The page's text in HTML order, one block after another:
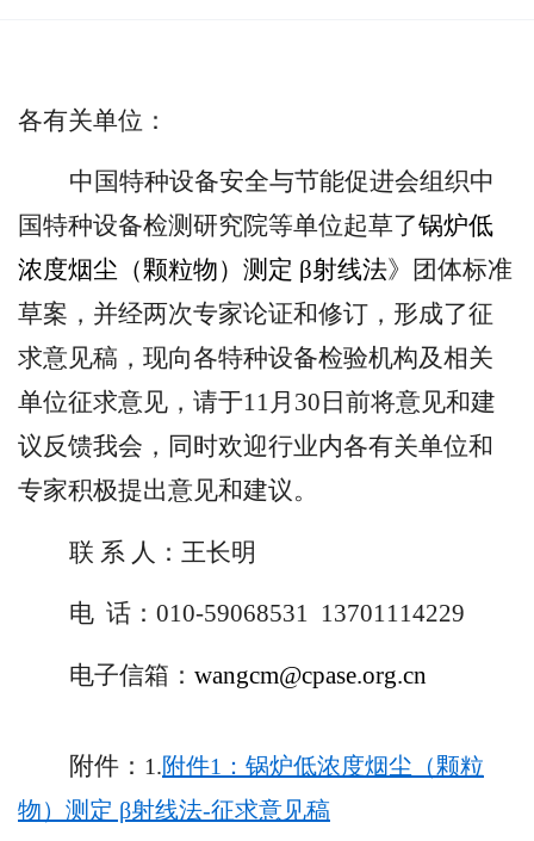
各有关单位：
中国特种设备安全与节能促进会组织中
国特种设备检测研究院等单位起草了锅炉低
浓度烟尘（颗粒物）测定 β射线法》团体标准
草案，并经两次专家论证和修订，形成了征
求意见稿，现向各特种设备检验机构及相关
单位征求意见，请于11月30日前将意见和建
议反馈我会，同时欢迎行业内各有关单位和
专家积极提出意见和建议。
联 系 人：王长明
电 话：010-59068531 13701114229
电子信箱： wangcm@cpase.org.cn
附件： 1.附件1：锅炉低浓度烟尘（颗粒
物）测定 β射线法-征求意见稿